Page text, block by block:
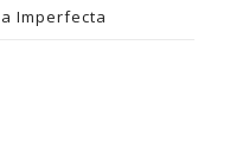
Imperfecta